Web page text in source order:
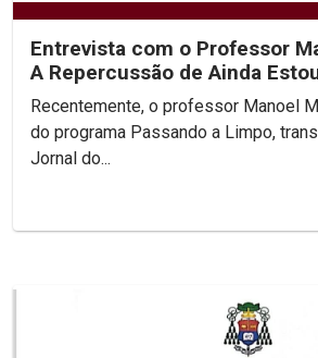
Entrevista com o Professor
A Repercussão de Ainda
pelos...
Recentemente, o professor Manoel
do programa Passando a Limpo,
Jornal do...